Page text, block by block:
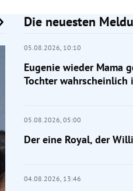
Die neuesten
05.08.2026, 10:10
Eugenie wieder Mama
Tochter wahrscheinlich
05.08.2026, 05:00
Der eine Royal, der
04.08.2026, 13:46